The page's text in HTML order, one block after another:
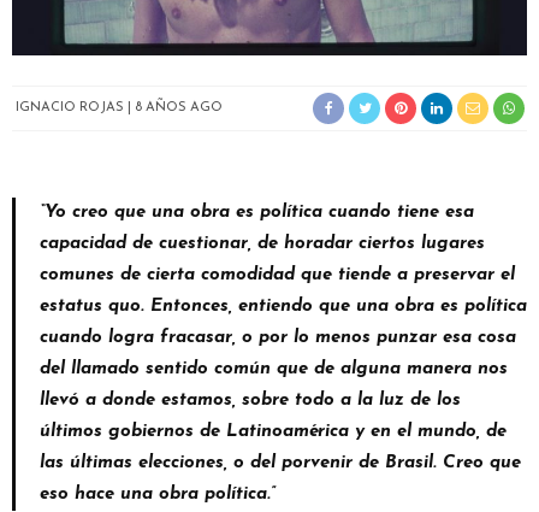
IGNACIO ROJAS 8 AÑOS AGO
“Yo creo que una obra es política cuando tiene esa
capacidad de cuestionar, de horadar ciertos lugares
comunes de cierta comodidad que tiende a preservar el
estatus quo. Entonces, entiendo que una obra es política
cuando logra fracasar, o por lo menos punzar esa cosa
del llamado sentido común que de alguna manera nos
llevó a donde estamos, sobre todo a la luz de los
últimos gobiernos de Latinoamérica y en el mundo, de
las últimas elecciones, o del porvenir de Brasil. Creo que
eso hace una obra política.”